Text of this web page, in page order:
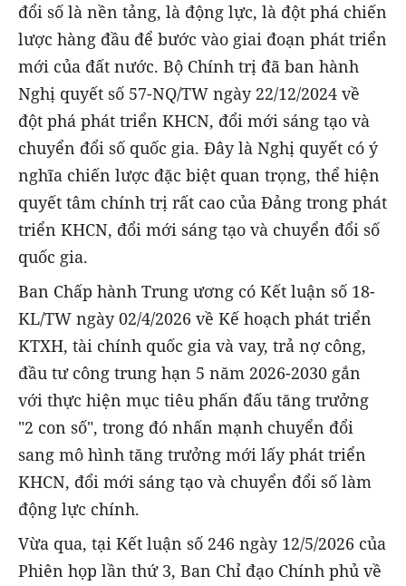
đổi số là nền tảng, là động lực, là đột phá chiến
lược hàng đầu để bước vào giai đoạn phát triển
mới của đất nước. Bộ Chính trị đã ban hành
Nghị quyết số 57-NQ/TW ngày 22/12/2024 về
đột phá phát triển KHCN, đổi mới sáng tạo và
chuyển đổi số quốc gia. Đây là Nghị quyết có ý
nghĩa chiến lược đặc biệt quan trọng, thể hiện
quyết tâm chính trị rất cao của Đảng trong phát
triển KHCN, đổi mới sáng tạo và chuyển đổi số
quốc gia.
Ban Chấp hành Trung ương có Kết luận số 18-
KL/TW ngày 02/4/2026 về Kế hoạch phát triển
KTXH, tài chính quốc gia và vay, trả nợ công,
đầu tư công trung hạn 5 năm 2026-2030 gắn
với thực hiện mục tiêu phấn đấu tăng trưởng
"2 con số", trong đó nhấn mạnh chuyển đổi
sang mô hình tăng trưởng mới lấy phát triển
KHCN, đổi mới sáng tạo và chuyển đổi số làm
động lực chính.
Vừa qua, tại Kết luận số 246 ngày 12/5/2026 của
Phiên họp lần thứ 3, Ban Chỉ đạo Chính phủ về